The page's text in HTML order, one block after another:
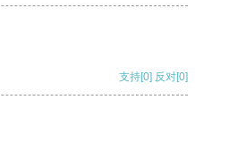
支持[0] 反对[0]